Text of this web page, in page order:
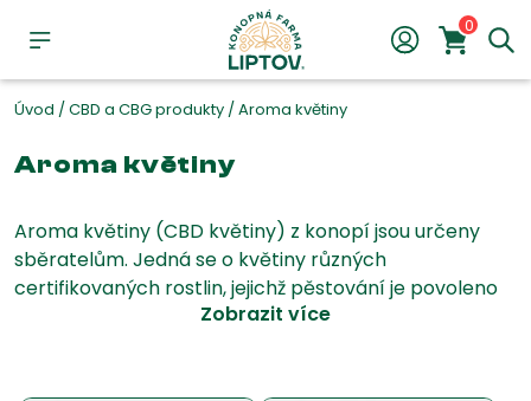
0
Úvod /CBD a CBG produkty /Aroma květiny
Aroma květiny
Aroma květiny (CBD květiny) z konopí jsou určeny
sběratelům. Jedná se o květiny různých
certifikovaných rostlin, jejichž pěstování je povoleno
na Slovensku za speciálních podmínek. Konopné
Zobrazit více